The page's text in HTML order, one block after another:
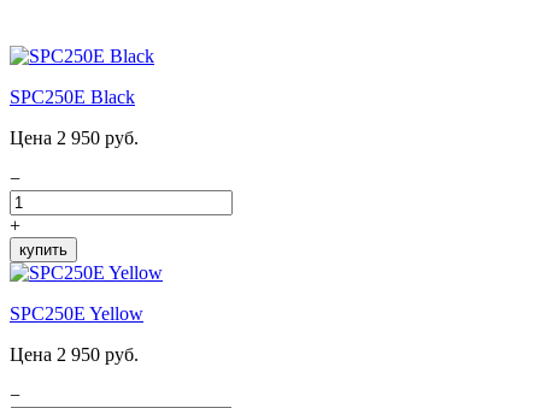
SPC250E Black
Цена 2 950 руб.
−
+
купить
SPC250E Yellow
Цена 2 950 руб.
−